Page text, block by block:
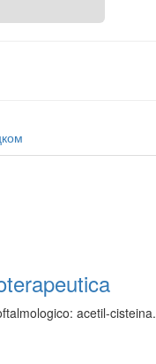
acetil-cisteina.